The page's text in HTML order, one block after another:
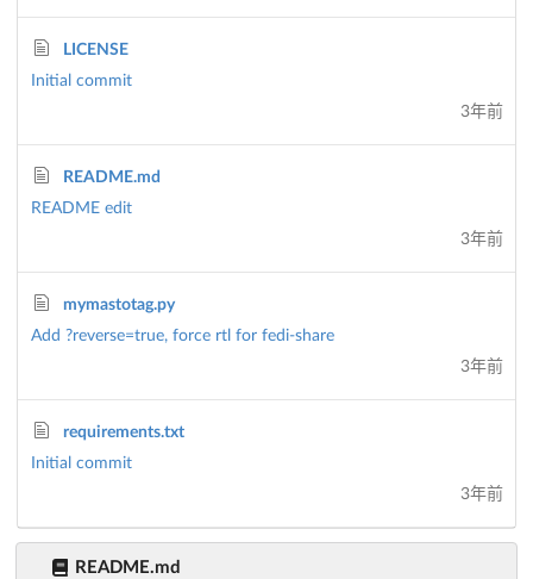
LICENSE
Initial commit
3年前
README.md
README edit
3年前
mymastotag.py
Add ?reverse=true, force rtl for fedi-share
3年前
requirements.txt
Initial commit
3年前
README.md